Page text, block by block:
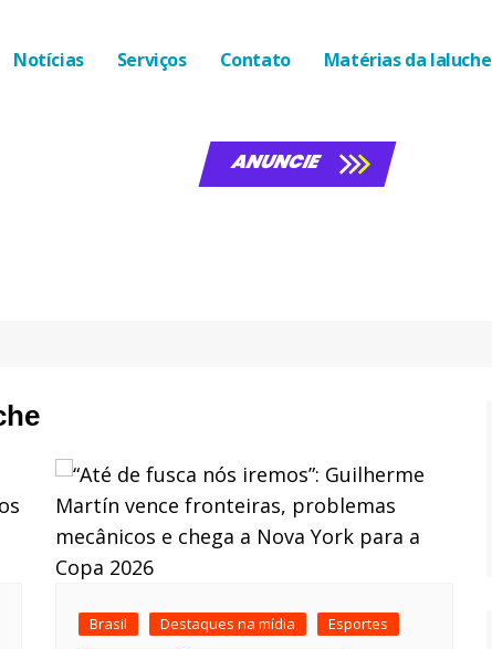
Notícias Serviços Contato Matérias da laluche
ANUNCIE
Brasil Destaques na mídia
Esportes